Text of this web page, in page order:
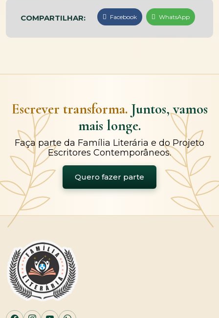
COMPARTILHAR: Facebook WhatsApp
Escrever transforma. Juntos, vamos
mais longe.
Faça parte da Família Literária e do Projeto
Escritores Contemporâneos.
Quero fazer parte